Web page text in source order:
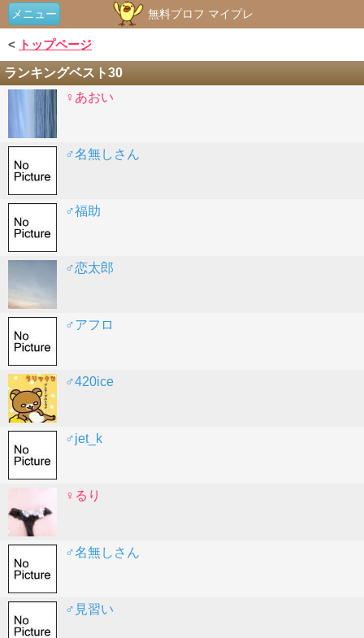
メニュー 無料プロフ マイプレ
< トップページ
ランキングベスト30
♀あおい
♂名無しさん
♂福助
♂恋太郎
♂アフロ
♂420ice
♂jet_k
♀るり
♂名無しさん
♂見習い